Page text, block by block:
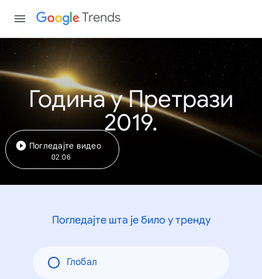
Trends
Година у Претрази
2019.
Погледајте видео
02:06
Погледајте шта је било у тренду
Глобал